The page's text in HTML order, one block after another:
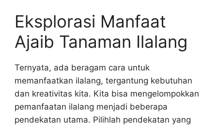
Eksplorasi Manfaat
Ajaib Tanaman Ilalang
Ternyata, ada beragam cara untuk
memanfaatkan ilalang, tergantung kebutuhan
dan kreativitas kita. Kita bisa mengelompokkan
pemanfaatan ilalang menjadi beberapa
pendekatan utama. Pilihlah pendekatan yang